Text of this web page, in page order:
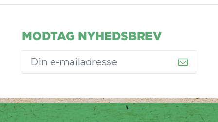
MODTAG NYHEDSBREV